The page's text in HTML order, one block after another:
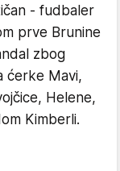
- fudbaler
prve Brunine
zbog
ćerke Mavi,
Helene,
Kimberli.